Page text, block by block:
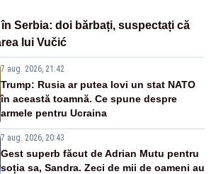
Serbia: doi bărbați, suspectați că
lui Vučić
7 aug. 2026, 21:42
Trump: Rusia ar putea lovi un stat NATO
în această toamnă. Ce spune despre
armele pentru Ucraina
7 aug. 2026, 20:43
Gest superb făcut de Adrian Mutu pentru
soția sa, Sandra. Zeci de mii de oameni au